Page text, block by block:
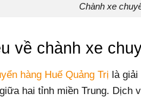
Chành xe
về chành xe
hàng Huế Quảng Trị là giải
hai tỉnh miền Trung. Dịch